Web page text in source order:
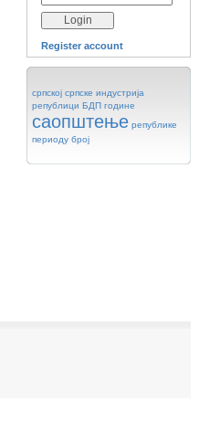
Register account
српској српске индустрија
републици БДП године
саопштење републике
периоду број